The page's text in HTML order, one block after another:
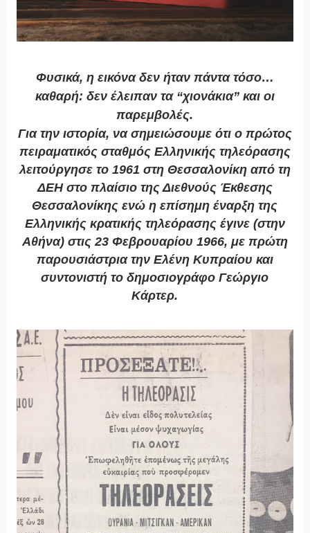
Φυσικά, η εικόνα δεν ήταν πάντα τόσο…
καθαρή: δεν έλειπαν τα “χιονάκια” και οι
παρεμβολές.
Για την ιστορία, να σημειώσουμε ότι ο πρώτος
πειραματικός σταθμός Ελληνικής τηλεόρασης
λειτούργησε το 1961 στη Θεσσαλονίκη από τη
ΔΕΗ στο πλαίσιο της Διεθνούς Έκθεσης
Θεσσαλονίκης ενώ η επίσημη έναρξη της
Ελληνικής κρατικής τηλεόρασης έγινε (στην
Αθήνα) στις 23 Φεβρουαρίου 1966, με πρώτη
παρουσιάστρια την Ελένη Κυπραίου και
συντονιστή το δημοσιογράφο Γεώργιο
Κάρτερ.